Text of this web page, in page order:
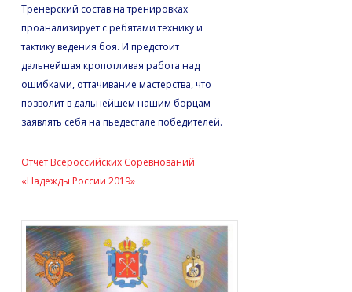
Тренерский состав на тренировках
проанализирует с ребятами технику и
тактику ведения боя. И предстоит
дальнейшая кропотливая работа над
ошибками, оттачивание мастерства, что
позволит в дальнейшем нашим борцам
заявлять себя на пьедестале победителей.
Отчет Всероссийских Соревнований
«Надежды России 2019»